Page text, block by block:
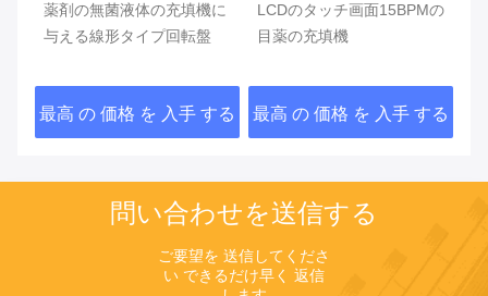
薬剤の無菌液体の充填機に
与える線形タイプ回転盤
最高 の 価格 を 入手 する
LCDのタッチ画面15BPMの
目薬の充填機
最高 の 価格 を 入手 する
問い合わせを送信する
ご要望を 送信してくださ
い できるだけ早く 返信